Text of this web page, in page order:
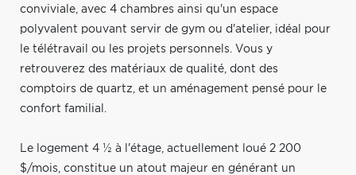
conviviale, avec 4 chambres ainsi qu'un espace
polyvalent pouvant servir de gym ou d'atelier, idéal pour
le télétravail ou les projets personnels. Vous y
retrouverez des matériaux de qualité, dont des
comptoirs de quartz, et un aménagement pensé pour le
confort familial.
Le logement 4 ½ à l'étage, actuellement loué 2 200
$/mois, constitue un atout majeur en générant un